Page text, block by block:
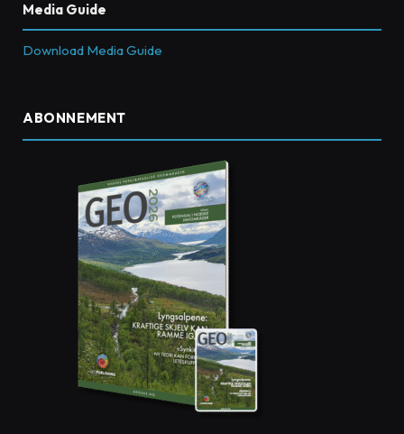
Media Guide
Download Media Guide
ABONNEMENT